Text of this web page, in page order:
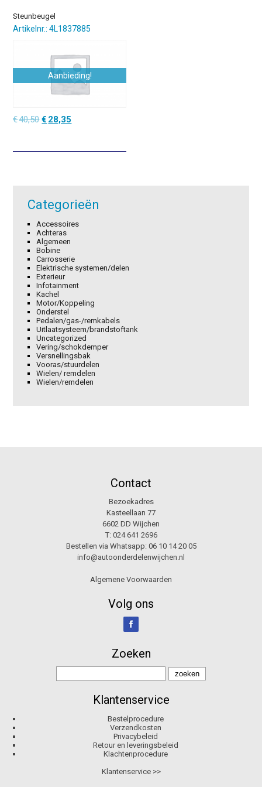
Steunbeugel
Artikelnr.: 4L1837885
Aanbieding!
€40,50Oorspronkelijke
€40,50.
€ 28,35
€28,35.
Categorieën
Accessoires
Achteras
Algemeen
Bobine
Carrosserie
Elektrische systemen/delen
Exterieur
Infotainment
Kachel
Motor/Koppeling
Onderstel
Pedalen/gas-/remkabels
Uitlaatsysteem/brandstoftank
Uncategorized
Vering/schokdemper
Versnellingsbak
Vooras/stuurdelen
Wielen/ remdelen
Wielen/remdelen
Contact
Bezoekadres
Kasteellaan 77
6602 DD Wijchen
T: 024 641 2696
Bestellen via Whatsapp: 06 10 14 20 05
info@autoonderdelenwijchen.nl
Algemene Voorwaarden
Volg ons
Zoeken
Klantenservice
Bestelprocedure
Verzendkosten
Privacybeleid
Retour en leveringsbeleid
Klachtenprocedure
Klantenservice >>